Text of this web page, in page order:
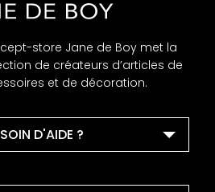
store Jane de Boy met la
de créateurs d’articles de
et de décoration.
D'AIDE ?